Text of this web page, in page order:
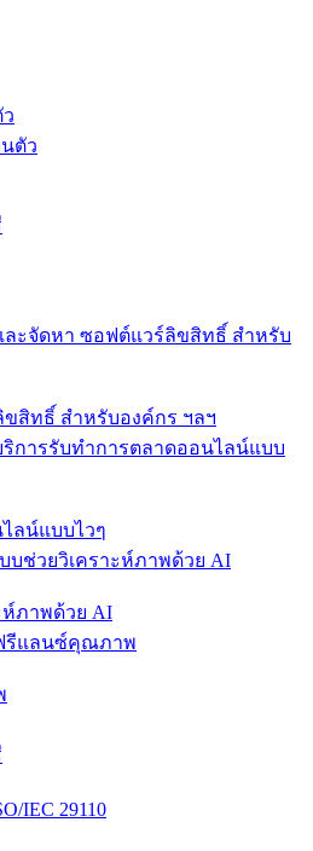
ตัว
สิทธิ์ สำหรับองค์กร ฯลฯ
ลน์แบบไวๆ
ภาพด้วย AI